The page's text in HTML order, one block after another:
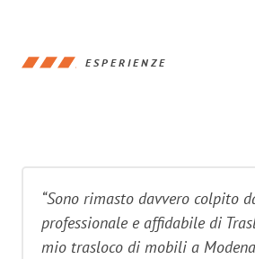
ESPERIENZE
“Sono rimasto davvero colpito
professionale e affidabile di
mio trasloco di mobili a